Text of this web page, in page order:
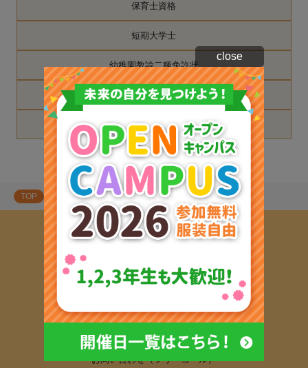
保育士資格
短期大学士
幼稚園教諭二種免許状
社会福祉主事任用資格
専門士
TOP 短期大学教育連携について
〒060-0042
北海道札幌市中央区大通西19丁目1-30
TEL:011-616-2111
お問い合わせ（フリーコール）
close